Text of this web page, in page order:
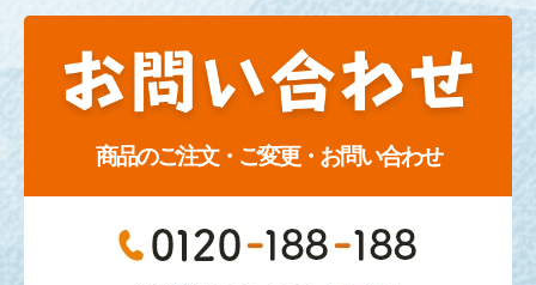
商品のご注文・ご変更・お問い合わせ